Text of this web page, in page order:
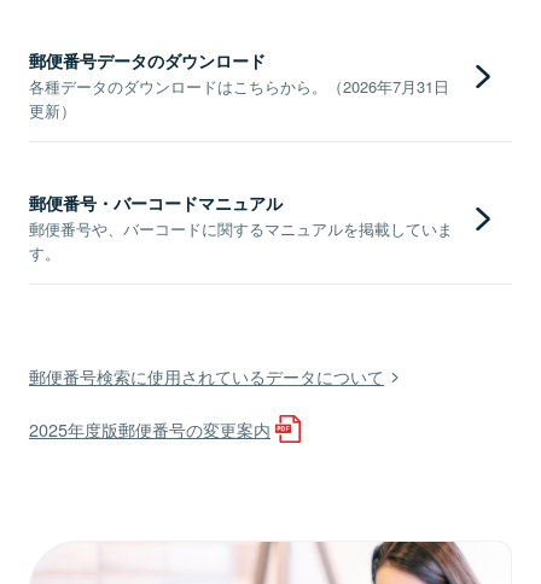
郵便番号データのダウンロード
各種データのダウンロードはこちらから。（2026年7月31日
更新）
郵便番号・バーコードマニュアル
郵便番号や、バーコードに関するマニュアルを掲載していま
す。
郵便番号検索に使用されているデータについて
2025年度版郵便番号の変更案内